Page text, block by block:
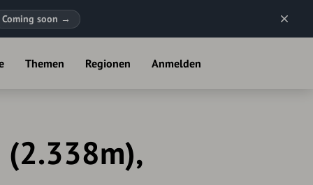
Coming soon →
Themen Regionen Anmelden
(2.338m),